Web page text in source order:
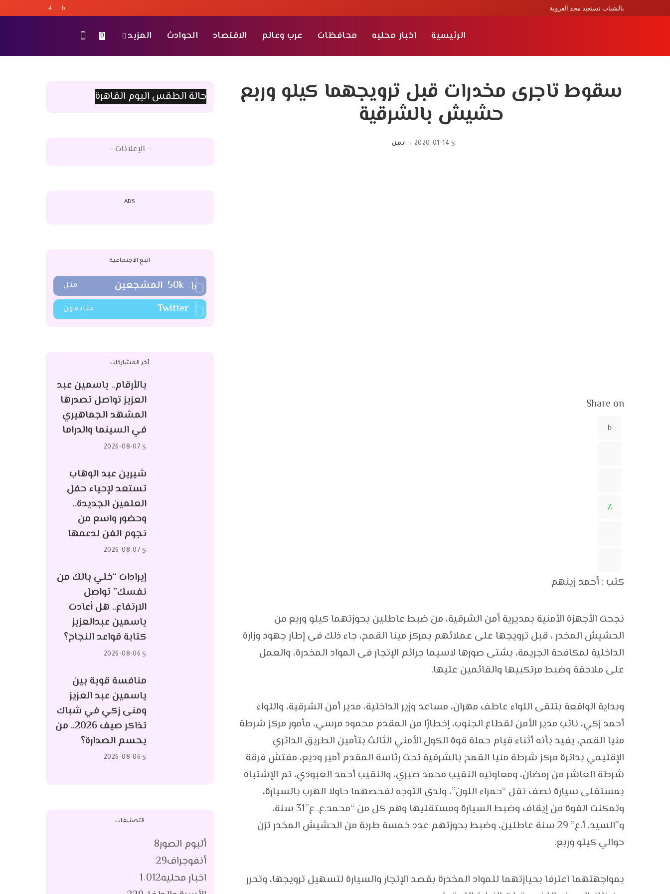
بالشباب نستعيد مجد العروبة
الرئيسية اخبار محليه محافظات عرب وعالم الاقتصاد الحوادث المزيد 0
سقوط تاجرى مخدرات قبل ترويجهما كيلو وربع
حشيش بالشرقية
2020-01-14
Posted
ادمن
Share on
كتب : أحمد زينهم
نجحت الأجهزة الأمنية بمديرية أمن الشرقية، من ضبط عاطلين بحوزتهما كيلو وربع من
الحشيش المخدر ، قبل ترويجها على عملائهم بمركز مينا القمح، جاء ذلك فى إطار جهود وزارة
الداخلية لمكافحة الجريمة، بشتى صورها لاسيما جرائم الإتجار فى المواد المخدرة، والعمل
على ملاحقة وضبط مرتكبيها والقائمين عليها.
وبداية الواقعة بتلقى اللواء عاطف مهران، مساعد وزير الداخلية، مدير أمن الشرقية، واللواء
أحمد زكي، نائب مدير الأمن لقطاع الجنوب، إخطارًا من المقدم محمود مرسي، مأمور مركز شرطة
منيا القمح، يفيد بأنه أثناء قيام حملة قوة الكول الأمني الثالث بتأمين الطريق الدائري
الإقليمي بدائرة مركز شرطة منيا القمح بالشرقية تحت رئاسة المقدم أمير وديع، مفتش فرقة
شرطة العاشر من رمضان، ومعاونيه النقيب محمد صبري، والنقيب أحمد العبودي، تم الإشتباه
بمستقلى سيارة نصف نقل “حمراء اللون”، ولدى التوجه لفحصهما حاولا الهرب بالسيارة،
وتمكنت القوة من إيقاف وضبط السيارة ومستقليها وهم كل من “محمد.ع. ع”31 سنة،
و”السيد. أ.ع” 29 سنة عاطلين، وضبط بحوزتهم عدد خمسة طربة من الحشيش المخدر تزن
حوالي كيلو وربع.
بمواجهتهما اعترفا بحيازتهما للمواد المخدرة بقصد الإتجار والسيارة لتسهيل ترويجها، وتحرر
حالة الطقس اليوم القاهرة
– الإعلانات –
ADS
اتبع الاجتماعية
50k المشجعين مثل
Twitter متابعون
آخر المشاركات
بالأرقام.. ياسمين عبد
العزيز تواصل تصدرها
المشهد الجماهيري
في السينما والدراما
2026-08-07
شيرين عبد الوهاب
تستعد لإحياء حفل
العلمين الجديدة..
وحضور واسع من
نجوم الفن لدعمها
2026-08-07
إيرادات “خلي بالك من
نفسك” تواصل
الارتفاع.. هل أعادت
ياسمين عبدالعزيز
كتابة قواعد النجاح؟
2026-08-06
منافسة قوية بين
ياسمين عبد العزيز
ومنى زكي في شباك
تذاكر صيف 2026.. من
يحسم الصدارة؟
2026-08-06
التصنيفات
ألبوم الصور8
أنفوجراف29
اخبار محليه1٬012